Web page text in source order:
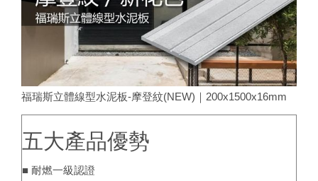
福瑞斯立體線型水泥板-摩登紋(NEW)｜200x1500x16mm
五大產品優勢
■ 耐燃一級認證